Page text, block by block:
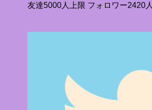
友達5000人上限 フォロワー2420人